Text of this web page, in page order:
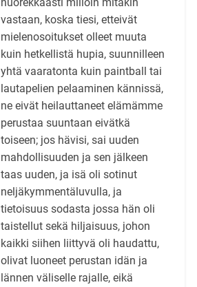
vastaan, koska tiesi, etteivät
mielenosoitukset olleet muuta
kuin hetkellistä hupia, suunnilleen
yhtä vaaratonta kuin paintball tai
lautapelien pelaaminen kännissä,
ne eivät heilauttaneet elämämme
perustaa suuntaan eivätkä
toiseen; jos hävisi, sai uuden
mahdollisuuden ja sen jälkeen
taas uuden, ja isä oli sotinut
neljäkymmentäluvulla, ja
tietoisuus sodasta jossa hän oli
taistellut sekä hiljaisuus, johon
kaikki siihen liittyvä oli haudattu,
olivat luoneet perustan idän ja
lännen väliselle rajalle, eikä